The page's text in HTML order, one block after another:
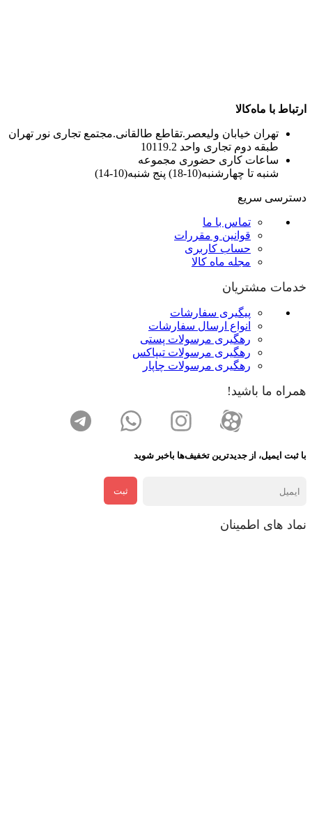
ارتباط با ماه‌کالا
تهران خیابان ولیعصر.تقاطع طالقانی.مجتمع تجاری نور تهران
طبقه دوم تجاری واحد 10119.2
ساعات کاری حضوری مجموعه
شنبه تا چهارشنبه(10-18) پنج شنبه(10-14)
دسترسی سریع
تماس با ما
قوانین و مقررات
حساب کاربری
مجله ماه کالا
خدمات مشتریان
پیگیری سفارشات
انواع ارسال سفارشات
رهگیری مرسولات پستی
رهگیری مرسولات تیپاکس
رهگیری مرسولات چاپار
همراه ما باشید!
با ثبت ایمیل، از جدید‌ترین تخفیف‌ها با‌خبر شوید
ثبت
نماد های اطمینان